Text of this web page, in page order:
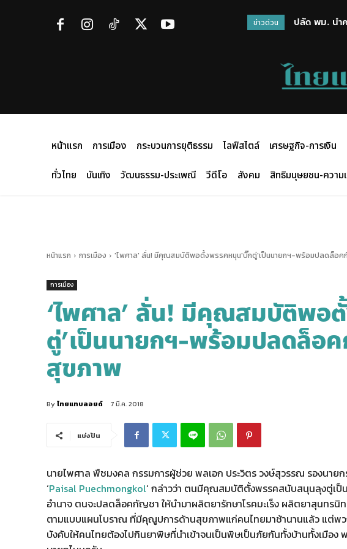
ข่าวด่วน
ปลัด พม. นำ
หน้าแรก การเมือง กระบวนการยุติธรรม ไลฟ์สไตล์ เศรษฐกิจ-การเงิน
ทั่วไทย
บันเทิง วัฒนธรรม-ประเพณี วีดีโอ สังคม สิทธิมนุษยชน-ความ
หน้าแรก การเมือง 'ไพศาล' ลั่น! มีคุณสมบัติพอตั้งพรรคหนุน'บิ๊กตู่'เป็นนายกฯ-พร้อมปลดล็อค
การเมือง
‘ไพศาล’ ลั่น! มีคุณสมบัติพอ
ตู่’เป็นนายกฯ-พร้อมปลดล็อ
สุขภาพ
By ไทยแทบลอยด์ 7 มี.ค. 2018
แบ่งปัน
นายไพศาล พืชมงคล กรรมการผู้ช่วย พลเอก ประวิตร วงษ์สุวรรณ รองนา
‘Paisal Puechmongkol‘ กล่าวว่า ตนมีคุณสมบัติตั้งพรรคสนับสนุนลุงตู่เป็
อำนาจ ตนจะปลดล็อคกัญชา ให้นำมาผลิตยารักษาโรคมะเร็ง ผลิตยาสุนทรนิ
ตามแบบแผนโบราณ ที่มีคุณูปการด้านสุขภาพแก่คนไทยมาช้านานแล้ว แต่พ
บังคับให้คนไทยต้องไปกินยาพิษที่นำเข้าจนเป็นพิษเป็นภัยกันทั้งบ้านทั้งเมือ